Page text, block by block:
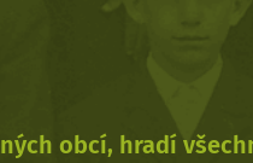
obcí, hradí